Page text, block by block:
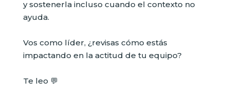
y sostenerla incluso cuando el contexto no
ayuda.
Vos como líder, ¿revisas cómo estás
impactando en la actitud de tu equipo?
Te leo 💬